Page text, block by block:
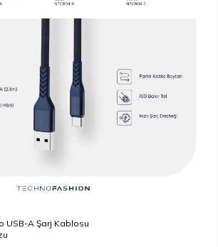
USB-A Şarj Kablosu